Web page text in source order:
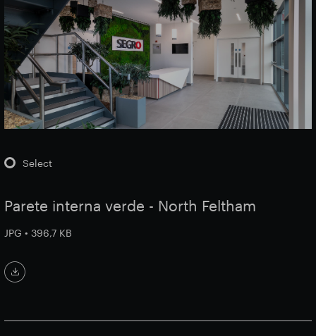
Select
Parete interna verde - North Feltham
JPG • 396,7 KB